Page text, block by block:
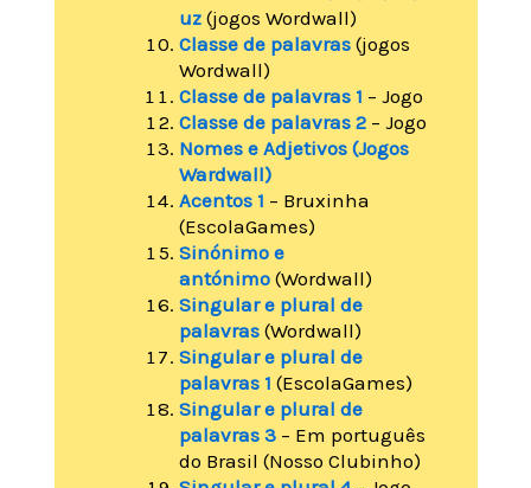
uz(jogos Wordwall)
Classe de palavras(jogos
Wordwall)
Classe de palavras 1 – Jogo
Classe de palavras 2 – Jogo
Nomes e Adjetivos (Jogos
Wardwall)
Acentos 1 – Bruxinha
(EscolaGames)
Sinónimo e
antónimo(Wordwall)
Singular e plural de
palavras(Wordwall)
Singular e plural de
palavras 1 (EscolaGames)
Singular e plural de
palavras 3– Em português
do Brasil (Nosso Clubinho)